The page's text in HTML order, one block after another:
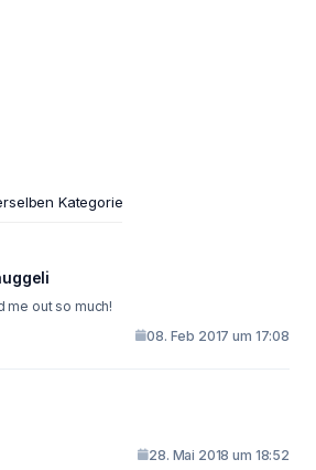
Kategorie
me out so much!
08. Feb 2017 um 17:08
28. Mai 2018 um 18:52